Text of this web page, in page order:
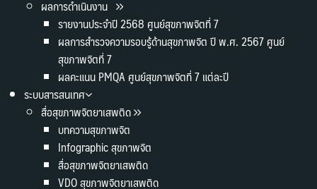
ผลการดำเนินงาน
รายงานประจำปี 2568 ศูนย์สุขภาพจิตที่ 7
ผลการสำรวจความรอบรู้ด้านสุขภาพจิต ปี พ.ศ. 2567 ศูนย์
สุขภาพจิตที่ 7
ผลคะแนน PMQA ศูนย์สุขภาพจิตที่ 7 แต่ละปี
ระบบสารสนเทศ
สื่อสุขภาพจิตยาเสพติด
บทความสุขภาพจิต
Infographic สุขภาพจิต
สื่อสุขภาพจิตยาเสพติด
VDO สุขภาพจิตยาเสพติด